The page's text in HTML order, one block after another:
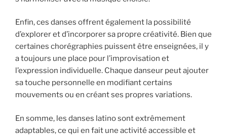
Enfin, ces danses offrent également la possibilité
d’explorer et d’incorporer sa propre créativité. Bien que
certaines chorégraphies puissent être enseignées, il y
a toujours une place pour l’improvisation et
l’expression individuelle. Chaque danseur peut ajouter
sa touche personnelle en modifiant certains
mouvements ou en créant ses propres variations.
En somme, les danses latino sont extrêmement
adaptables, ce qui en fait une activité accessible et